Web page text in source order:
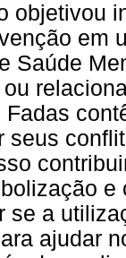
objetivou
em
Saúde
seus
se a
ajudar